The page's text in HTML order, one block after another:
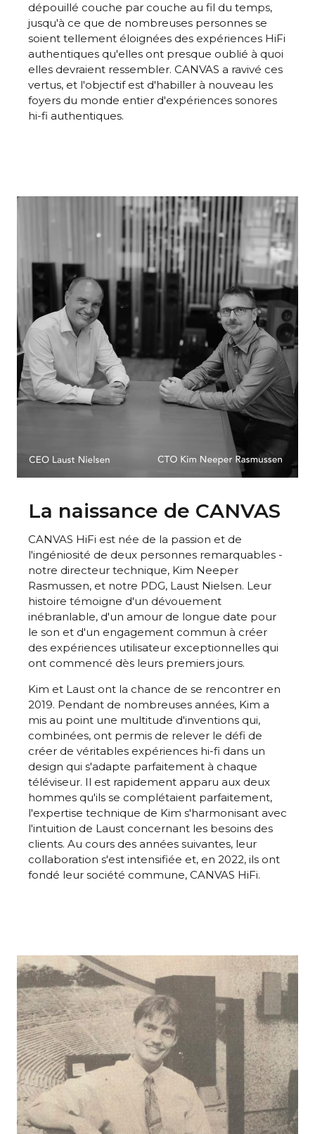
dépouillé couche par couche au fil du temps,
jusqu'à ce que de nombreuses personnes se
soient tellement éloignées des expériences HiFi
authentiques qu'elles ont presque oublié à quoi
elles devraient ressembler. CANVAS a ravivé ces
vertus, et l'objectif est d'habiller à nouveau les
foyers du monde entier d'expériences sonores
hi-fi authentiques.
La naissance de CANVAS
CANVAS HiFi est née de la passion et de
l'ingéniosité de deux personnes remarquables -
notre directeur technique, Kim Neeper
Rasmussen, et notre PDG, Laust Nielsen. Leur
histoire témoigne d'un dévouement
inébranlable, d'un amour de longue date pour
le son et d'un engagement commun à créer
des expériences utilisateur exceptionnelles qui
ont commencé dès leurs premiers jours.
Kim et Laust ont la chance de se rencontrer en
2019. Pendant de nombreuses années, Kim a
mis au point une multitude d'inventions qui,
combinées, ont permis de relever le défi de
créer de véritables expériences hi-fi dans un
design qui s'adapte parfaitement à chaque
téléviseur. Il est rapidement apparu aux deux
hommes qu'ils se complétaient parfaitement,
l'expertise technique de Kim s'harmonisant avec
l'intuition de Laust concernant les besoins des
clients. Au cours des années suivantes, leur
collaboration s'est intensifiée et, en 2022, ils ont
fondé leur société commune, CANVAS HiFi.